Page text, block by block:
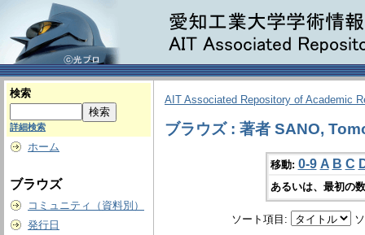
検索
詳細検索
ホーム
ブラウズ
コミュニティ（資料別）
発行日
AIT Associated Repository of Academic
ブラウズ : 著者 SANO,
移動: 0-9 A B C
あるいは、最初の
ソート項目: